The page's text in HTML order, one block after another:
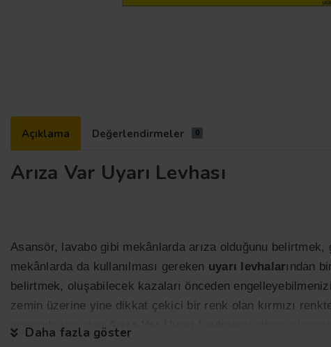
Açıklama Değerlendirmeler 0
Arıza Var Uyarı Levhası
Asansör, lavabo gibi mekânlarda arıza olduğunu
mekânlarda da kullanılması gereken uyarı levhalarından
belirtmek, oluşabilecek kazaları önceden
zemin üzerine yine dikkat çekici bir renk olan kırmızı
arasında yer alan
Arıza Var Uyarı Levhası
Daha fazla göster